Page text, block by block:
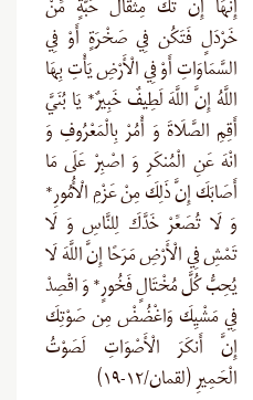
إِنَّهَا إِن تَكُ مِثْقَالَ حَبَّةٍ مِّنْ
خَرْدَلٍ فَتَكُن فِي صَخْرَةٍ أَوْ فِي
السَّمَاوَاتِ أَوْ فِي الْأَرْضِ يَأْتِ بِهَا
اللَّهُ إِنَّ اللَّهَ لَطِيفٌ خَبِيرٌ* يَا بُنَيَّ
أَقِمِ الصَّلَاةَ وَ أْمُرْ بِالْمَعْرُوفِ وَ
انْهَ عَنِ الْمُنكَرِ وَ اصْبِرْ عَلَى مَا
أَصَابَكَ إِنَّ ذَلِكَ مِنْ عَزْمِ الْأُمُورِ*
وَ لَا تُصَعِّرْ خَدَّكَ لِلنَّاسِ وَ لَا
تَمْشِ فِي الْأَرْضِ مَرَحًا إِنَّ اللَّهَ لَا
يُحِبُّ كُلَّ مُخْتَالٍ فَخُورٍ* وَ اقْصِدْ
فِي مَشْيِكَ وَاغْضُضْ مِن صَوْتِكَ
إِنَّ أَنكَرَ الْأَصْوَاتِ لَصَوْتُ
الْحَمِيرِ (لقمان/۱۲-۱۹)